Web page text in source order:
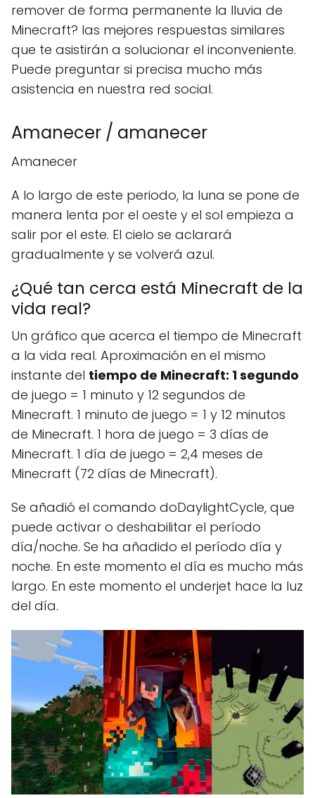
remover de forma permanente la lluvia de
Minecraft? las mejores respuestas similares
que te asistirán a solucionar el inconveniente.
Puede preguntar si precisa mucho más
asistencia en nuestra red social.
Amanecer / amanecer
Amanecer
A lo largo de este periodo, la luna se pone de
manera lenta por el oeste y el sol empieza a
salir por el este. El cielo se aclarará
gradualmente y se volverá azul.
¿Qué tan cerca está Minecraft de la
vida real?
Un gráfico que acerca el tiempo de Minecraft
a la vida real. Aproximación en el mismo
instante del tiempo de Minecraft: 1 segundo
de juego = 1 minuto y 12 segundos de
Minecraft. 1 minuto de juego = 1 y 12 minutos
de Minecraft. 1 hora de juego = 3 días de
Minecraft. 1 día de juego = 2,4 meses de
Minecraft (72 días de Minecraft).
Se añadió el comando doDaylightCycle, que
puede activar o deshabilitar el período
día/noche. Se ha añadido el período día y
noche. En este momento el día es mucho más
largo. En este momento el underjet hace la luz
del día.